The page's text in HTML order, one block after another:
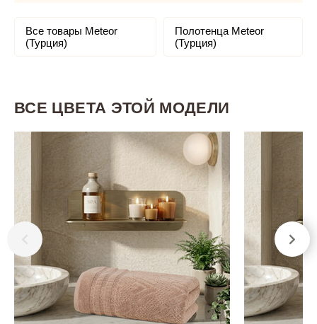
Все товары Meteor
(Турция)
Полотенца Meteor
(Турция)
ВСЕ ЦВЕТА ЭТОЙ МОДЕЛИ